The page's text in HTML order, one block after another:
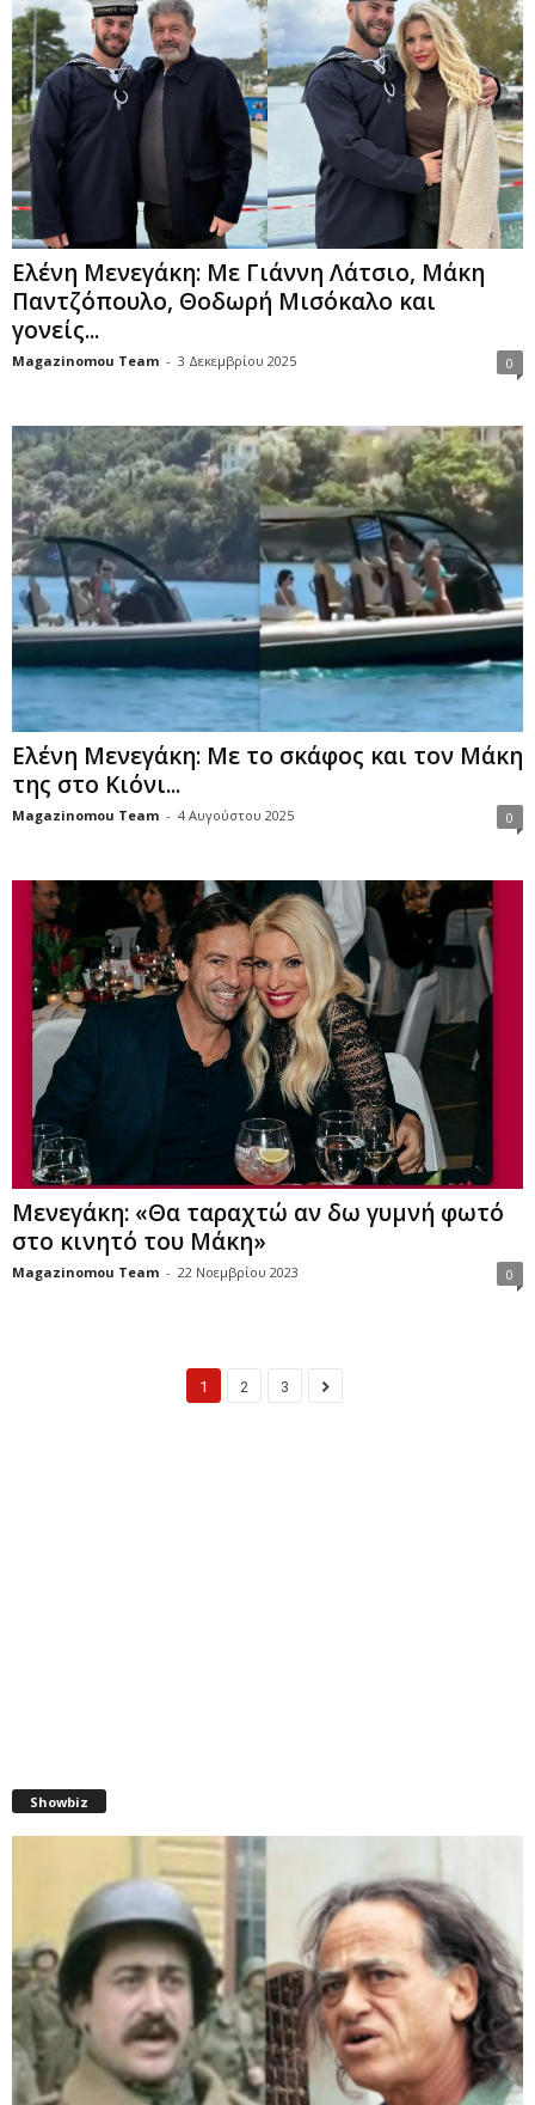
Ελένη Μενεγάκη: Με Γιάννη Λάτσιο, Μάκη
Παντζόπουλο, Θοδωρή Μισόκαλο και
γονείς...
Magazinomou Team - 3 Δεκεμβρίου 2025 0
Ελένη Μενεγάκη: Με το σκάφος και τον Μάκη
της στο Κιόνι...
Magazinomou Team - 4 Αυγούστου 2025 0
Μενεγάκη: «Θα ταραχτώ αν δω γυμνή φωτό
στο κινητό του Μάκη»
Magazinomou Team - 22 Νοεμβρίου 2023 0
1 2 3
Showbiz